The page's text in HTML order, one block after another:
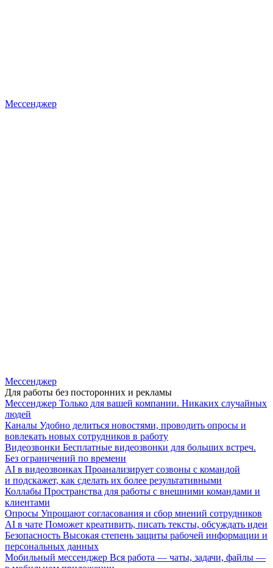
Мессенджер
Мессенджер
Для работы без посторонних и рекламы
Мессенджер Только для вашей компании. Никаких случайных
людей
Каналы Удобно делиться новостями, проводить опросы и
вовлекать новых сотрудников в работу
Видеозвонки Бесплатные видеозвонки для больших встреч.
Без ограничений по времени
AI в видеозвонках Проанализирует созвоны с командой
и подскажет, как сделать их более результативными
Коллабы Пространства для работы с внешними командами и
клиентами
Опросы Упрощают согласования и сбор мнений сотрудников
AI в чате Поможет креативить, писать тексты, обсуждать идеи
Безопасность Высокая степень защиты рабочей информации и
персональных данных
Мобильный мессенджер Вся работа — чаты, задачи, файлы —